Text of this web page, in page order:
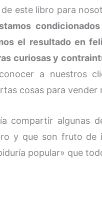
este libro para
el resultado en
curiosas y
a nuestros
cosas para vender
compartir algunas
y que son fruto de
popular» que